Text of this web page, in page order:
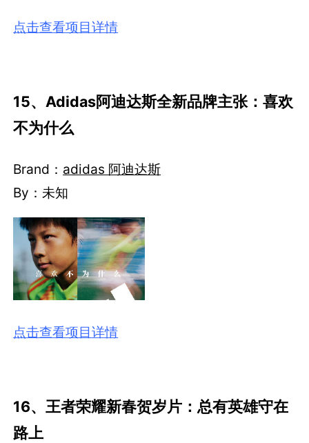
点击查看项目详情
15、Adidas阿迪达斯全新品牌主张：喜欢
不为什么
Brand： adidas 阿迪达斯
By：未知
点击查看项目详情
16、王者荣耀新春贺岁片：总有英雄守在
路上